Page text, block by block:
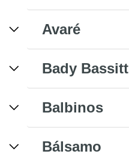
Avaré
Bady Bassitt
Balbinos
Bálsamo